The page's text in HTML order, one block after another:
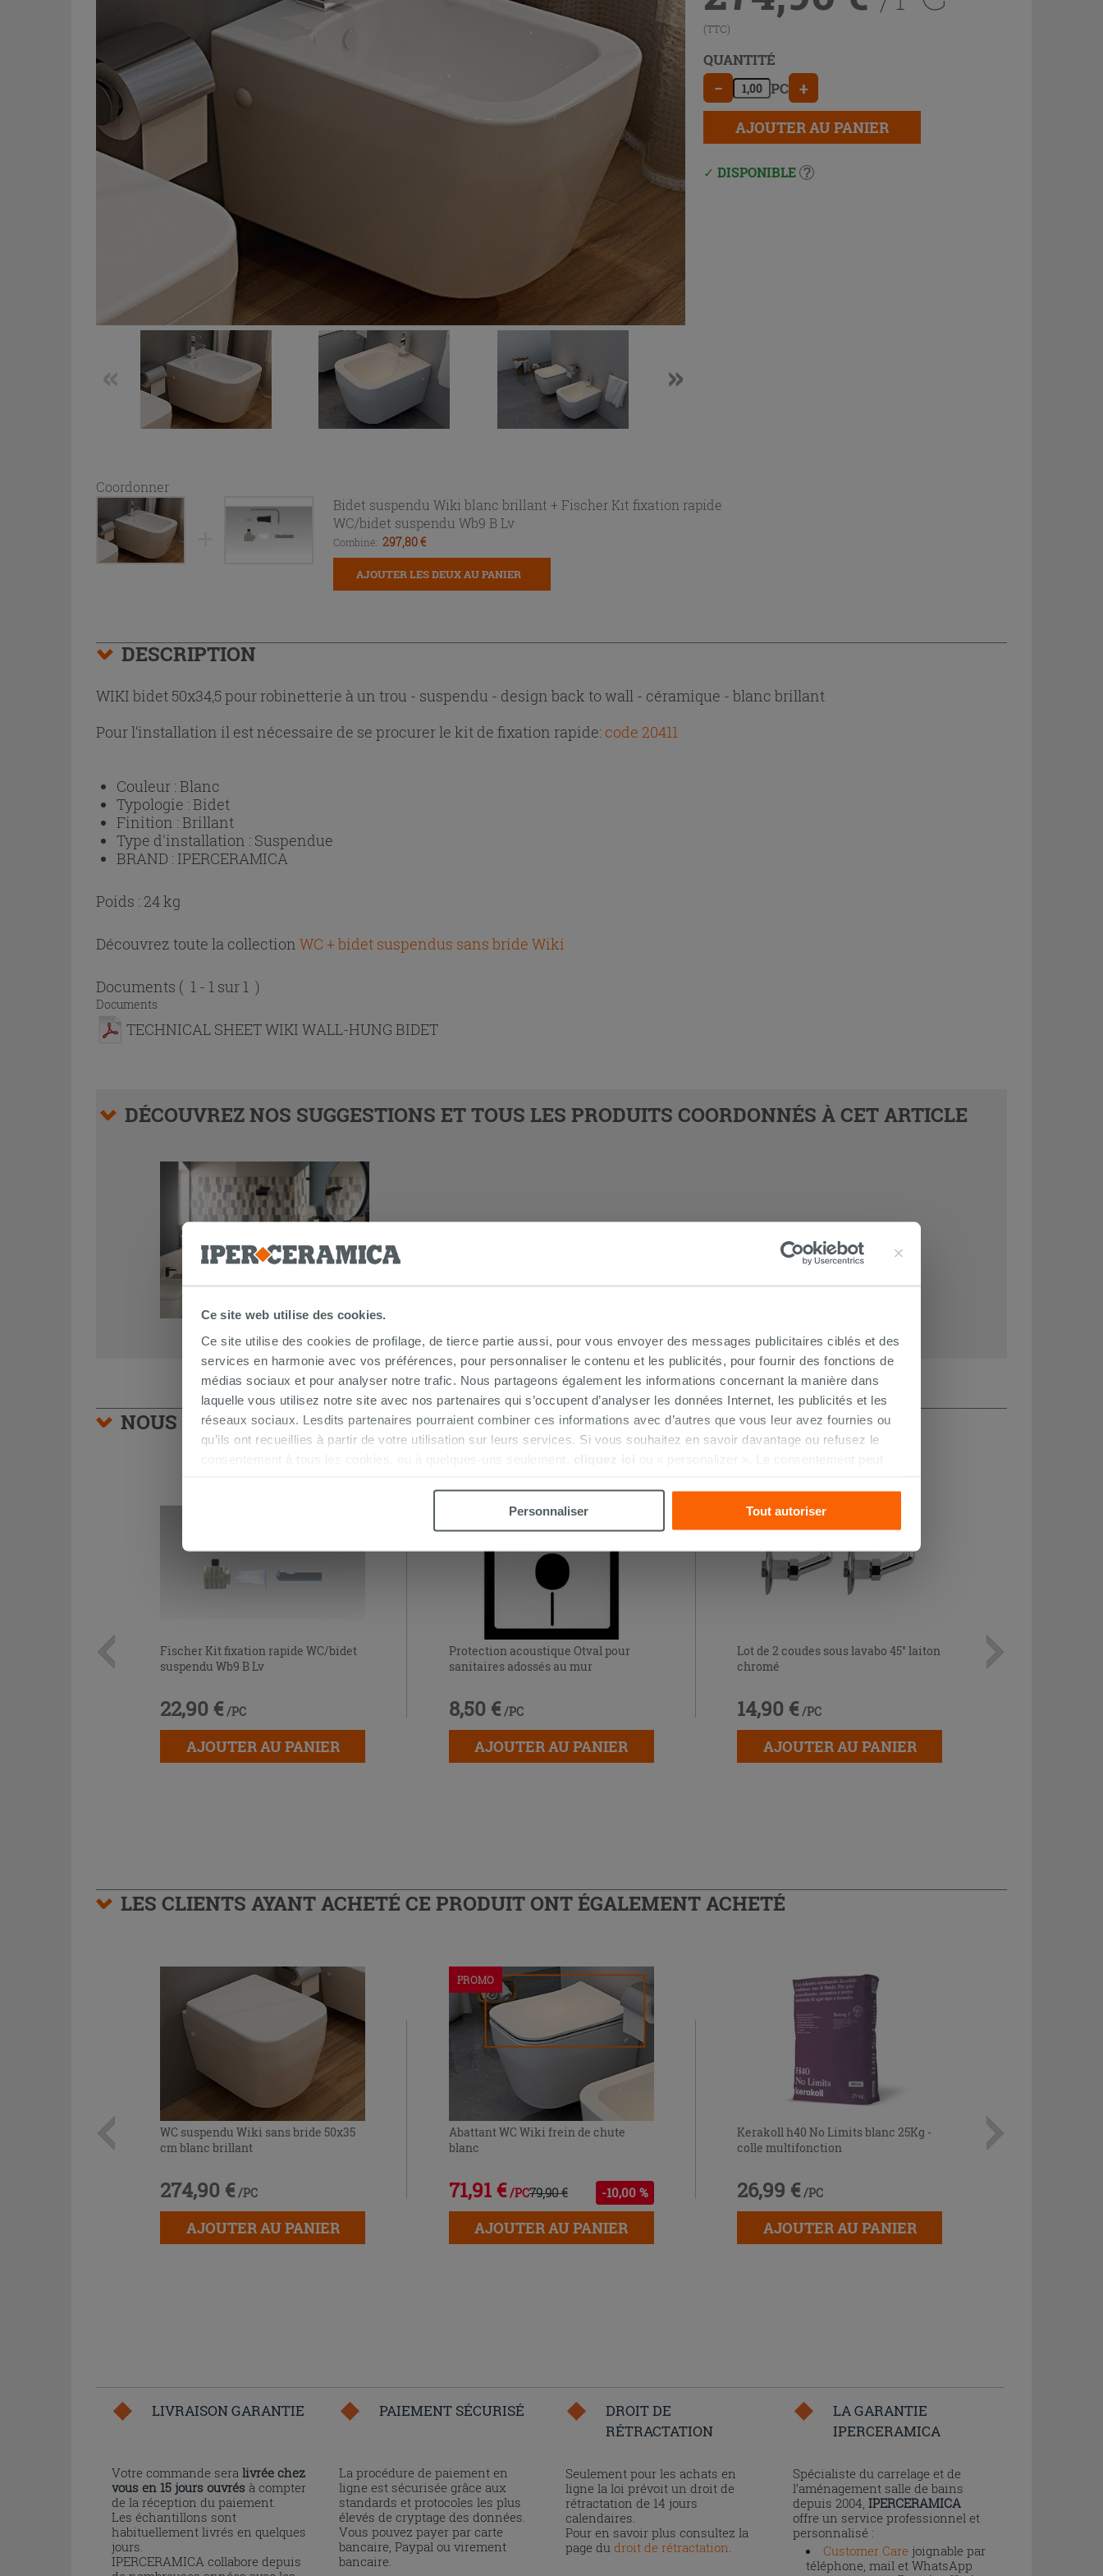
Ce site web utilise des cookies.
Ce site utilise des cookies de profilage, de tierce partie aussi, pour vous envoyer des messages publicitaires ciblés et des
services en harmonie avec vos préférences, pour personnaliser le contenu et les publicités, pour fournir des fonctions de
médias sociaux et pour analyser notre trafic. Nous partageons également les informations concernant la manière dans
laquelle vous utilisez notre site avec nos partenaires qui s’occupent d’analyser les données Internet, les publicités et les
réseaux sociaux. Lesdits partenaires pourraient combiner ces informations avec d’autres que vous leur avez fournies ou
qu’ils ont recueillies à partir de votre utilisation sur leurs services. Si vous souhaitez en savoir davantage ou refusez le
consentement à tous les cookies, ou à quelques-uns seulement,
cliquez ici ou « personalizer ». Le consentement peut
Personnaliser
Tout autoriser
(TTC)
QUANTITÉ
− PC +
AJOUTER AU PANIER
DISPONIBLE
Coordonner
Bidet suspendu Wiki blanc brillant + Fischer Kit fixation rapide
WC/bidet suspendu Wb9 B Lv
Combiné: 297,80 €
AJOUTER LES DEUX AU PANIER
DESCRIPTION
WIKI bidet 50x34,5 pour robinetterie à un trou - suspendu - design back to wall - céramique - blanc brillant
Pour l’installation il est nécessaire de se procurer le kit de fixation rapide: code 20411
Couleur :Blanc
Typologie :Bidet
Finition :Brillant
Type d'installation : Suspendue
BRAND : IPERCERAMICA
Poids : 24 kg
Découvrez toute la collection WC + bidet suspendus sans bride Wiki
Documents ( 1 - 1 sur 1 )
Documents
TECHNICAL SHEET WIKI WALL-HUNG BIDET
DÉCOUVREZ NOS SUGGESTIONS ET TOUS LES PRODUITS COORDONNÉS À CET ARTICLE
NOUS VOUS CONSEILLONS AUSSI…
Fischer Kit fixation rapide WC/bidet
suspendu Wb9 B Lv
22,90 € /PC
AJOUTER AU PANIER
Protection acoustique Otval pour
sanitaires adossés au mur
8,50 € /PC
AJOUTER AU PANIER
Lot de 2 coudes sous lavabo 45° laiton
chromé
14,90 € /PC
AJOUTER AU PANIER
LES CLIENTS AYANT ACHETÉ CE PRODUIT ONT ÉGALEMENT ACHETÉ
WC suspendu Wiki sans bride 50x35
cm blanc brillant
274,90 € /PC
AJOUTER AU PANIER
PROMO
Abattant WC Wiki frein de chute
blanc
71,91 € /PC79,90 € -10,00 %
AJOUTER AU PANIER
Kerakoll h40 No Limits blanc 25Kg -
colle multifonction
26,99 € /PC
AJOUTER AU PANIER
LIVRAISON GARANTIE
Votre commande sera livrée chez
vous en 15 jours ouvrés à compter
de la réception du paiement.
Les échantillons sont
habituellement livrés en quelques
jours.
IPERCERAMICA collabore depuis
PAIEMENT SÉCURISÉ
La procédure de paiement en
ligne est sécurisée grâce aux
standards et protocoles les plus
élevés de cryptage des données.
Vous pouvez payer par carte
bancaire, Paypal ou virement
bancaire.
DROIT DE
RÉTRACTATION
Seulement pour les achats en
ligne la loi prévoit un droit de
rétractation de 14 jours
calendaires.
Pour en savoir plus consultez la
page dudroit de rétractation.
LA GARANTIE
IPERCERAMICA
Spécialiste du carrelage et de
l’aménagement salle de bains
depuis 2004, IPERCERAMICA
offre un service professionnel et
personnalisé :
Customer Carejoignable par
téléphone, mail et WhatsApp